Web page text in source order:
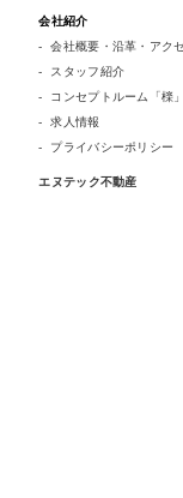
会社紹介
会社概要・沿革・アク
スタッフ紹介
コンセプトルーム「檪」
求人情報
プライバシーポリシー
エヌテック不動産